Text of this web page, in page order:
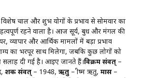
विशेष चाल और शुभ योगों के प्रभाव से सोमवार का
रहने वाला है। आज सूर्य, बुध और मंगल की
व्यापार और आर्थिक मामलों में बड़ा प्रभाव
का भरपूर साथ मिलेगा, जबकि कुछ लोगों को
दी गई है। आइए जानते हैं।विक्रम संवत्–
शक संवत्– 1948, ऋतु – ग्रीष्म ऋतु, मास–